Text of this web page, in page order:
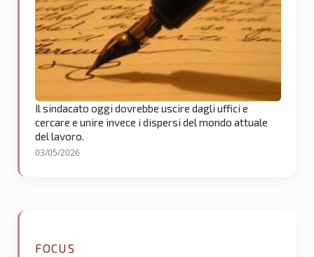
Il sindacato oggi dovrebbe uscire dagli uffici e
cercare e unire invece i dispersi del mondo attuale
del lavoro.
03/05/2026
FOCUS